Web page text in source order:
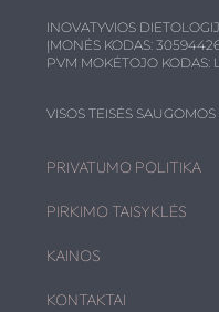
INOVATYVIOS
ĮMONĖS KODAS:
PVM MOKĖTOJO KODAS:
VISOS TEISĖS
PRIVATUMO POLITIKA
PIRKIMO TAISYKLĖS
KAINOS
KONTAKTAI